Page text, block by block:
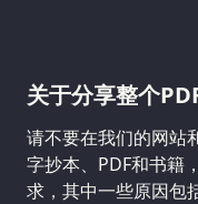
关于分享整个
请不要在我们的网站
字抄本、PDF和书籍
求，其中一些原因包